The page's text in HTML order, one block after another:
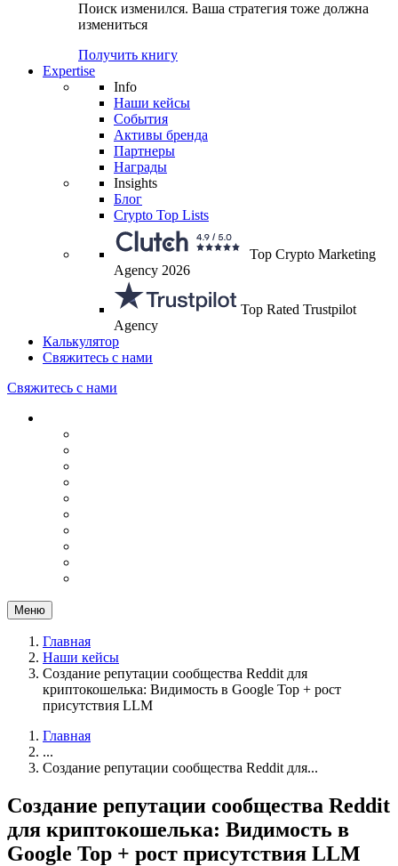
Поиск изменился. Ваша стратегия тоже должна
измениться
Получить книгу
Expertise
Info
Наши кейсы
События
Активы бренда
Партнеры
Награды
Insights
Блог
Crypto Top Lists
Top Crypto Marketing
Agency 2026
Top Rated Trustpilot
Agency
Калькулятор
Свяжитесь с нами
Свяжитесь с нами
Меню
Главная
Наши кейсы
Создание репутации сообщества Reddit для
криптокошелька: Видимость в Google Top + рост
присутствия LLM
Главная
...
Создание репутации сообщества Reddit для...
Создание репутации сообщества Reddit
для криптокошелька: Видимость в
Google Top + рост присутствия LLM